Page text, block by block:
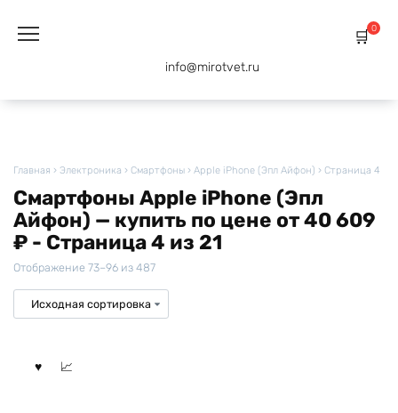
содержанию
info@mirotvet.ru
0
Главная › Электроника › Смартфоны › Apple iPhone (Эпл Айфон) › Страница 4
Смартфоны Apple iPhone (Эпл
Айфон) — купить по цене от 40 609
₽ - Страница 4 из 21
Отображение 73–96 из 487